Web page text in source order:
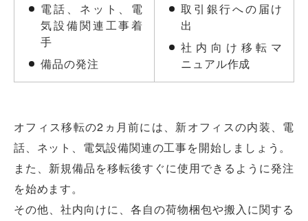
電話、ネット、電
気設備関連工事着
手
備品の発注
取引銀行への届け
出
社内向け移転マ
ニュアル作成
オフィス移転の2ヵ月前には、新オフィスの内装、電
話、ネット、電気設備関連の工事を開始しましょう。
また、新規備品を移転後すぐに使用できるように発注
を始めます。
その他、社内向けに、各自の荷物梱包や搬入に関する